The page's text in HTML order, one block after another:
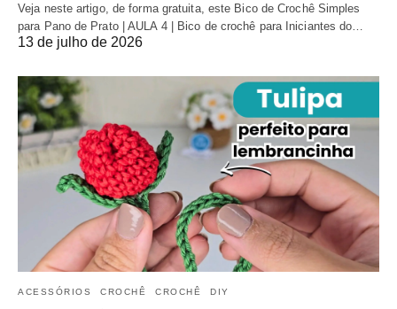
Veja neste artigo, de forma gratuita, este Bico de Crochê Simples
para Pano de Prato | AULA 4 | Bico de crochê para Iniciantes do…
13 de julho de 2026
ACESSÓRIOS CROCHÊ CROCHÊ DIY